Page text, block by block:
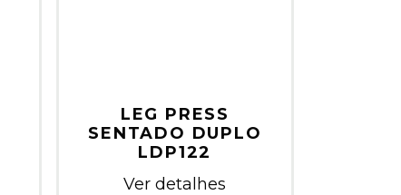
LEG PRESS
SENTADO DUPLO
LDP122
Ver detalhes